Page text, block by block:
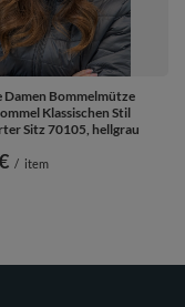
Damen Bommelmütze
Klassischen Stil
Sitz 70105, hellgrau
/ item